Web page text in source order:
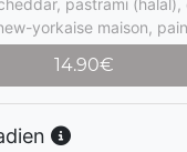
pastrami (halal),
yorkaise maison,
14.90€